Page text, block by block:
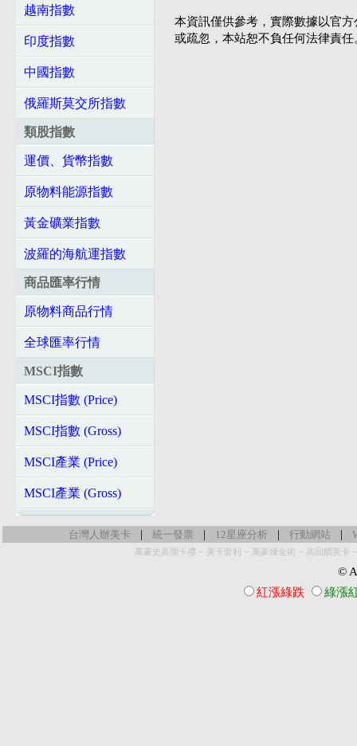
越南指數
印度指數
中國指數
俄羅斯莫交所指數
類股指數
運價、貨幣指數
原物料能源指數
黃金礦業指數
波羅的海航運指數
商品匯率行情
原物料商品行情
全球匯率行情
MSCI指數
MSCI指數 (Price)
MSCI指數 (Gross)
MSCI產業 (Price)
MSCI產業 (Gross)
本資訊僅供參考，實際數據以官
或疏忽，本站恕不負任何法律責任
台灣人辦美卡 | 統一發票 | 12星座分析 | 行動網站 |
萬豪史高開卡禮 - 美卡套利 - 萬豪煉金術 - 高回饋美卡
©
紅漲綠跌
綠漲